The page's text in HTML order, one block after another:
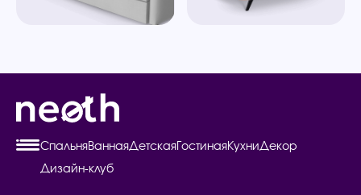
СпальняВаннаяДетскаяГостинаяКухниДекор
Дизайн-клуб